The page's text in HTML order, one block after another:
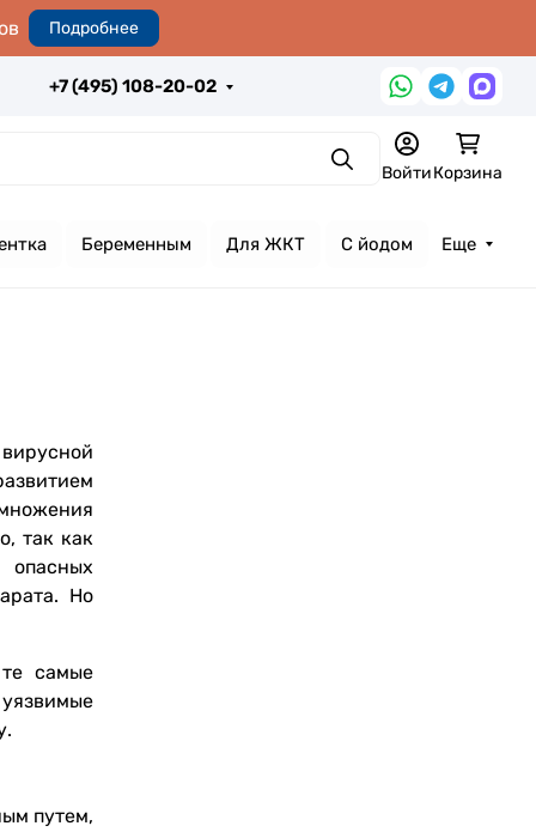
Подробнее
+7 (495) 108-20-02
ПоискВойтиКорзина
Беременным Для ЖКТ С йодом Еще
так как
Но
самые
путем,